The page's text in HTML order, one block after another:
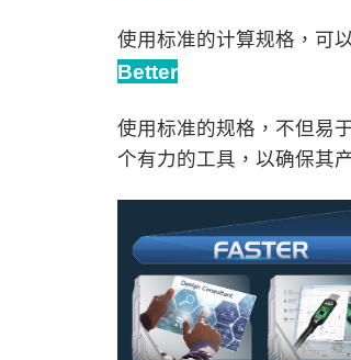
使用标准的计算规格，可
Better
使用标准的规格，不但易
个有力的工具，以确保其